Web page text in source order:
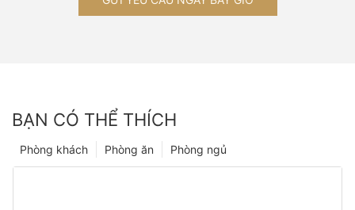
BẠN CÓ THỂ THÍCH
Phòng ngủ
Phòng ăn
Phòng khách